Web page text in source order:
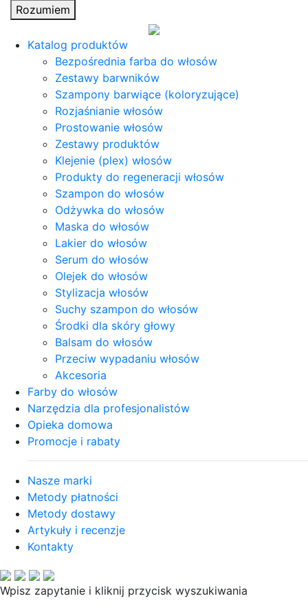
Rozumiem
Katalog produktów
Bezpośrednia farba do włosów
Zestawy barwników
Szampony barwiące (koloryzujące)
Rozjaśnianie włosów
Prostowanie włosów
Zestawy produktów
Klejenie (plex) włosów
Produkty do regeneracji włosów
Szampon do włosów
Odżywka do włosów
Maska do włosów
Lakier do włosów
Serum do włosów
Olejek do włosów
Stylizacja włosów
Suchy szampon do włosów
Środki dla skóry głowy
Balsam do włosów
Przeciw wypadaniu włosów
Akcesoria
Farby do włosów
Narzędzia dla profesjonalistów
Opieka domowa
Promocje i rabaty
Nasze marki
Metody płatności
Metody dostawy
Artykuły i recenzje
Kontakty
Wpisz zapytanie i kliknij przycisk wyszukiwania